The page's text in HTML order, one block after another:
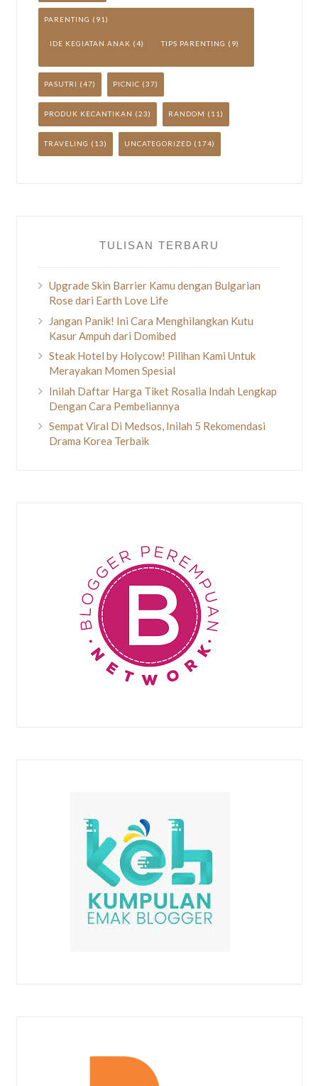
PARENTING (91)
IDE KEGIATAN ANAK (4) TIPS PARENTING (9)
PASUTRI (47) PICNIC (37)
PRODUK KECANTIKAN (23) RANDOM (11)
TRAVELING (13) UNCATEGORIZED (174)
TULISAN TERBARU
Upgrade Skin Barrier Kamu dengan Bulgarian
Rose dari Earth Love Life
Jangan Panik! Ini Cara Menghilangkan Kutu
Kasur Ampuh dari Domibed
Steak Hotel by Holycow! Pilihan Kami Untuk
Merayakan Momen Spesial
Inilah Daftar Harga Tiket Rosalia Indah Lengkap
Dengan Cara Pembeliannya
Sempat Viral Di Medsos, Inilah 5 Rekomendasi
Drama Korea Terbaik